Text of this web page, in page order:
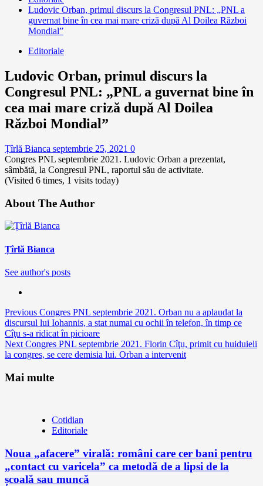
Ludovic Orban, primul discurs la Congresul PNL: „PNL a
guvernat bine în cea mai mare criză după Al Doilea Război
Mondial”
Editoriale
Ludovic Orban, primul discurs la
Congresul PNL: „PNL a guvernat bine în
cea mai mare criză după Al Doilea
Război Mondial”
Țîrlă Bianca septembrie 25, 2021 0
Congres PNL septembrie 2021. Ludovic Orban a prezentat,
sâmbătă, la Congresul PNL, raportul său de activitate.
(Visited 6 times, 1 visits today)
About The Author
Țîrlă Bianca
See author's posts
Continue
Reading
Previous Congres PNL septembrie 2021. Orban nu a aplaudat la
discursul lui Iohannis, a stat numai cu ochii în telefon, în timp ce
Cîţu s-a ridicat în picioare
Next Congres PNL septembrie 2021. Florin Cîţu, primit cu huiduieli
la congres, se cere demisia lui. Orban a intervenit
Mai multe
Cotidian
Editoriale
Noua „afacere” virală: români care cer bani pentru
„contact cu varicela” ca metodă de a lipsi de la
școală sau muncă